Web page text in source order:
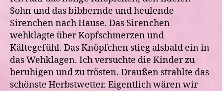
Sohn und das bibbernde und heulende
Sirenchen nach Hause. Das Sirenchen
wehklagte über Kopfschmerzen und
Kältegefühl. Das Knöpfchen stieg alsbald ein in
das Wehklagen. Ich versuchte die Kinder zu
beruhigen und zu trösten. Draußen strahlte das
schönste Herbstwetter. Eigentlich wären wir